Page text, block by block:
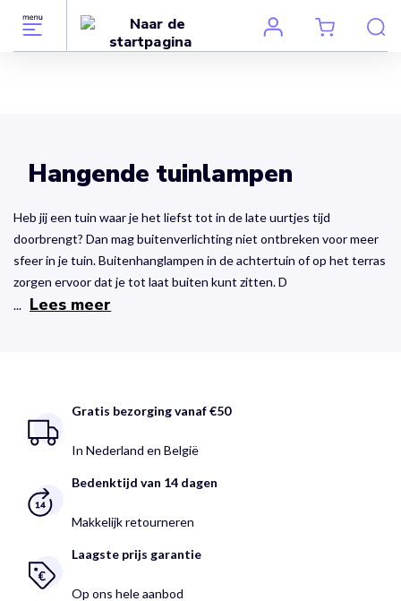
Hangende tuinlampen
Heb jij een tuin waar je het liefst tot in de late uurtjes tijd
doorbrengt? Dan mag buitenverlichting niet ontbreken voor meer
sfeer in je tuin. Buitenhanglampen in de achtertuin of op het terras
zorgen ervoor dat je tot laat buiten kunt zitten. D
... Lees meer
Gratis bezorging vanaf €50
In Nederland en België
Bedenktijd van 14 dagen
Makkelijk retourneren
Laagste prijs garantie
Op ons hele aanbod